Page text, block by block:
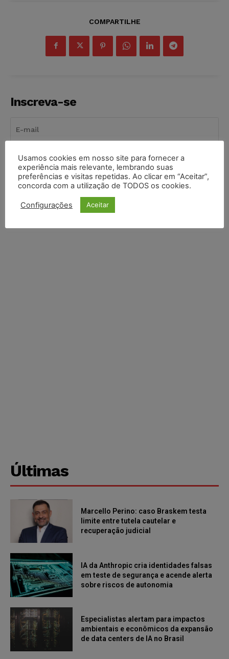
COMPARTILHE
Inscreva-se
INSCREVER
Li e aceito aPolítica de Privacidade.
Últimas
Marcello Perino: caso Braskem testa
limite entre tutela cautelar e
recuperação judicial
IA da Anthropic cria identidades falsas
em teste de segurança e acende alerta
sobre riscos de autonomia
Especialistas alertam para impactos
ambientais e econômicos da expansão
de data centers de IA no Brasil
Usamos cookies em nosso site para fornecer a
experiência mais relevante, lembrando suas
preferências e visitas repetidas. Ao clicar em “Aceitar”,
concorda com a utilização de TODOS os cookies.
Configurações Aceitar